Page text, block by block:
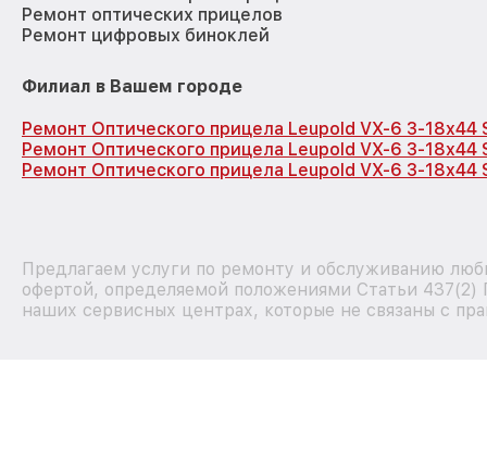
Ремонт оптических прицелов
Ремонт цифровых биноклей
Филиал в Вашем городе
Ремонт Оптического прицела Leupold VX-6 3-18x44
Ремонт Оптического прицела Leupold VX-6 3-18x44
Ремонт Оптического прицела Leupold VX-6 3-18x44
Предлагаем услуги по ремонту и обслуживанию
офертой, определяемой положениями Статьи 437(2)
наших сервисных центрах, которые не связаны с